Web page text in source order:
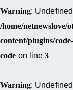
Warning:
/home/netnewslove/
content/plugins/
code on line 3
Warning: